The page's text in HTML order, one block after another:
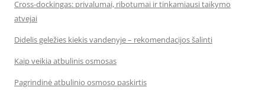
Cross-dockingas: privalumai, ribotumai ir tinkamiausi taikymo
atvejai
Didelis geležies kiekis vandenyje – rekomendacijos šalinti
Kaip veikia atbulinis osmosas
Pagrindinė atbulinio osmoso paskirtis